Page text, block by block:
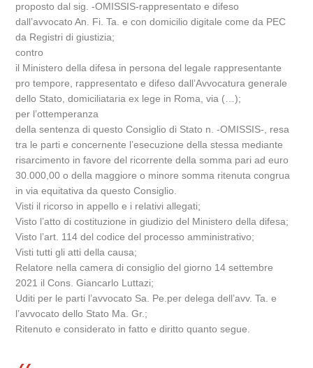
proposto dal sig. -OMISSIS-rappresentato e difeso
dall’avvocato An. Fi. Ta. e con domicilio digitale come da PEC
da Registri di giustizia;
contro
il Ministero della difesa in persona del legale rappresentante
pro tempore, rappresentato e difeso dall’Avvocatura generale
dello Stato, domiciliataria ex lege in Roma, via (…);
per l’ottemperanza
della sentenza di questo Consiglio di Stato n. -OMISSIS-, resa
tra le parti e concernente l’esecuzione della stessa mediante
risarcimento in favore del ricorrente della somma pari ad euro
30.000,00 o della maggiore o minore somma ritenuta congrua
in via equitativa da questo Consiglio.
Visti il ricorso in appello e i relativi allegati;
Visto l’atto di costituzione in giudizio del Ministero della difesa;
Visto l’art. 114 del codice del processo amministrativo;
Visti tutti gli atti della causa;
Relatore nella camera di consiglio del giorno 14 settembre
2021 il Cons. Giancarlo Luttazi;
Uditi per le parti l’avvocato Sa. Pe.per delega dell’avv. Ta. e
l’avvocato dello Stato Ma. Gr.;
Ritenuto e considerato in fatto e diritto quanto segue.